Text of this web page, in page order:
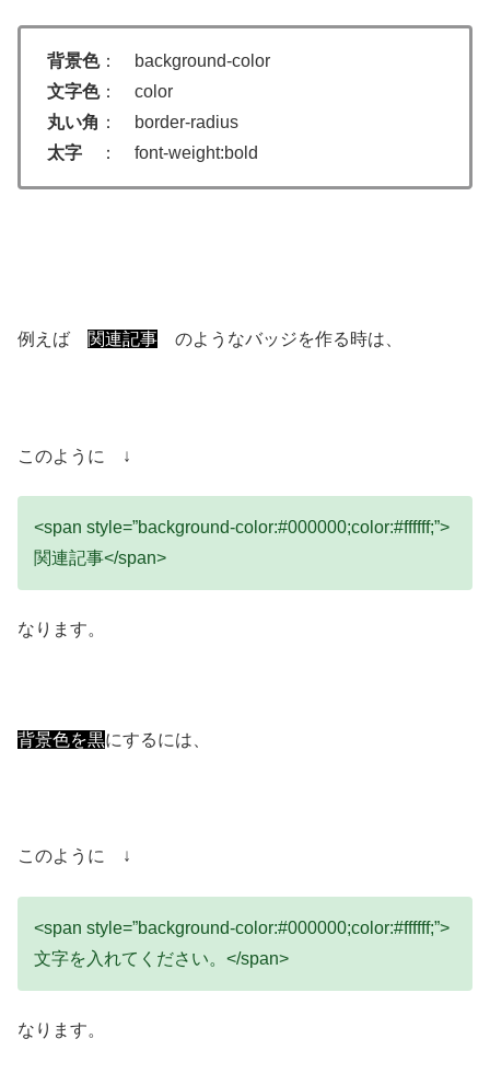
背景色： background-color
文字色： color
丸い角 ： border-radius
太字
： font-weight:bold
例えば 関連記事 のようなバッジを作る時は、
このように ↓
<span style=”background-color:#000000;color:#ffffff;”>
関連記事</span>
なります。
背景色を黒にするには、
このように ↓
<span style=”background-color:#000000;color:#ffffff;”>
文字を入れてください。</span>
なります。